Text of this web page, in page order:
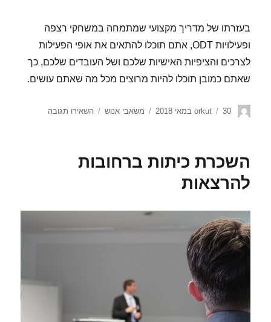
בעזרתו של מדריך מקצועי שמתמחה במשחקי רצפה
ופעילויות ODT, אתם תוכלו להתאים את אופי הפעילות
לצרכים והציפיות האישיות שלכם ושל העובדים שלכם, כך
שאתם כמובן תוכלו להיות מרוצים מכל מה שאתם עושים.
orkut 30 במאי 2018 משאבי אנוש השאירו תגובה
השכרת כיתות ברחובות
להרצאות